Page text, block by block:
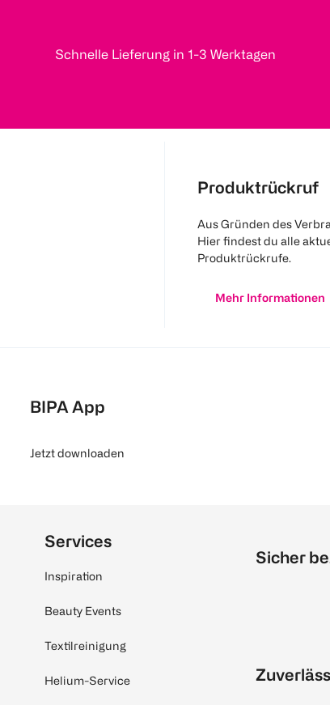
Schnelle Lieferung in 1-3 Werktagen
Produktrückruf
Aus Gründen des
Hier findest du alle
Produktrückrufe.
Mehr Informationen
BIPA App
Jetzt downloaden
Services
Inspiration
Beauty Events
Textilreinigung
Helium-Service
Sicher